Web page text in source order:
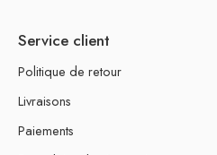
Service client
Politique de retour
Livraisons
Paiements